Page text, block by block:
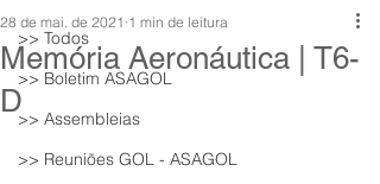
>> Todos
>> Boletim ASAGOL
>> Assembleias
>> Reuniões GOL - ASAGOL
Memória Aeronáutica | T6-
D
28 de mai. de 2021 1 min de leitura